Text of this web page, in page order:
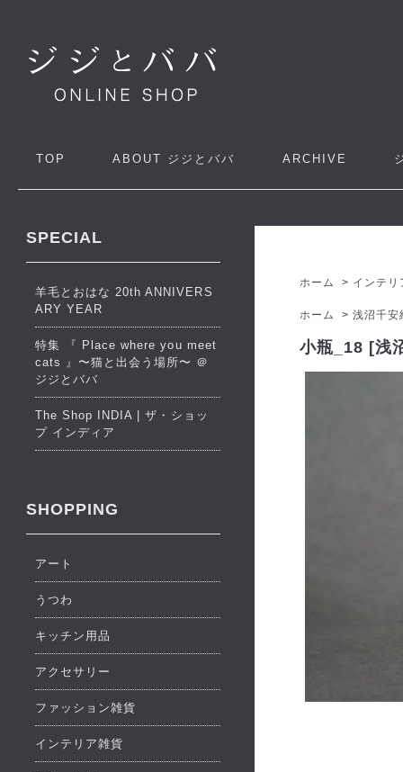
TOP ABOUT ジジとババ ARCHIVE
ホーム > インテリ
ホーム >浅沼千安
小瓶_18 [浅
SPECIAL
羊毛とおはな 20th ANNIVERS
ARY YEAR
特集 『 Place where you meet
cats 』〜猫と出会う場所〜 ＠
ジジとババ
The Shop INDIA | ザ・ショッ
プ インディア
SHOPPING
アート
うつわ
キッチン用品
アクセサリー
ファッション雑貨
インテリア雑貨